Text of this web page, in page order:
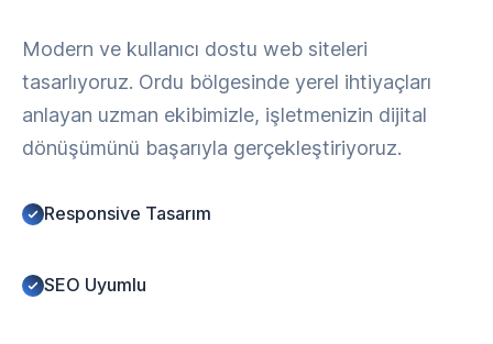
Modern ve kullanıcı dostu web siteleri
tasarlıyoruz. Ordu bölgesinde yerel ihtiyaçları
anlayan uzman ekibimizle, işletmenizin dijital
dönüşümünü başarıyla gerçekleştiriyoruz.
Responsive Tasarım
SEO Uyumlu